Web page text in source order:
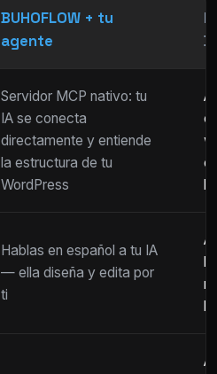
BUHOFLOW + tu
agente
Servidor MCP nativo: tu
IA se conecta
directamente y entiende
la estructura de tu
WordPress
Hablas en español a tu IA
— ella diseña y edita por
ti